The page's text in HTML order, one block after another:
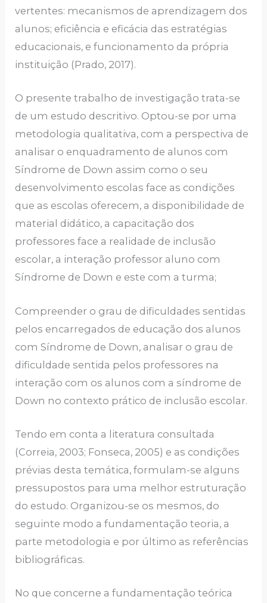
vertentes: mecanismos de aprendizagem dos
alunos; eficiência e eficácia das estratégias
educacionais, e funcionamento da própria
instituição (Prado, 2017).
O presente trabalho de investigação trata-se
de um estudo descritivo. Optou-se por uma
metodologia qualitativa, com a perspectiva de
analisar o enquadramento de alunos com
Síndrome de Down assim como o seu
desenvolvimento escolas face as condições
que as escolas oferecem, a disponibilidade de
material didático, a capacitação dos
professores face a realidade de inclusão
escolar, a interação professor aluno com
Síndrome de Down e este com a turma;
Compreender o grau de dificuldades sentidas
pelos encarregados de educação dos alunos
com Síndrome de Down, analisar o grau de
dificuldade sentida pelos professores na
interação com os alunos com a síndrome de
Down no contexto prático de inclusão escolar.
Tendo em conta a literatura consultada
(Correia, 2003; Fonseca, 2005) e as condições
prévias desta temática, formulam-se alguns
pressupostos para uma melhor estruturação
do estudo. Organizou-se os mesmos, do
seguinte modo a fundamentação teoria, a
parte metodologia e por último as referências
bibliográficas.
No que concerne a fundamentação teórica